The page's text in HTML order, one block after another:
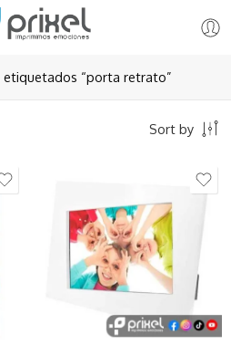
“porta retrato”
Sort by